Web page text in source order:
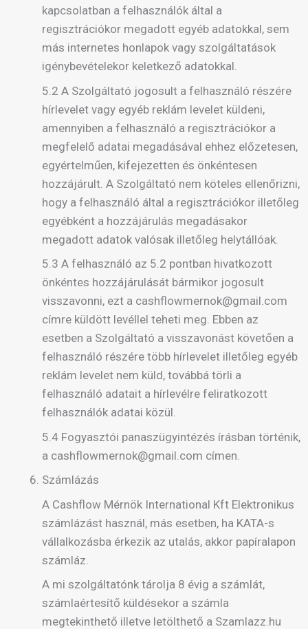
kapcsolatban a felhasználók által a
regisztrációkor megadott egyéb adatokkal, sem
más internetes honlapok vagy szolgáltatások
igénybevételekor keletkező adatokkal.
5.2 A Szolgáltató jogosult a felhasználó részére
hírlevelet vagy egyéb reklám levelet küldeni,
amennyiben a felhasználó a regisztrációkor a
megfelelő adatai megadásával ehhez előzetesen,
egyértelműen, kifejezetten és önkéntesen
hozzájárult. A Szolgáltató nem köteles ellenőrizni,
hogy a felhasználó által a regisztrációkor illetőleg
egyébként a hozzájárulás megadásakor
megadott adatok valósak illetőleg helytállóak.
5.3 A felhasználó az 5.2 pontban hivatkozott
önkéntes hozzájárulását bármikor jogosult
visszavonni, ezt a cashflowmernok@gmail.com
címre küldött levéllel teheti meg. Ebben az
esetben a Szolgáltató a visszavonást követően a
felhasználó részére több hírlevelet illetőleg egyéb
reklám levelet nem küld, továbbá törli a
felhasználó adatait a hírlevélre feliratkozott
felhasználók adatai közül.
5.4 Fogyasztói panaszügyintézés írásban történik,
a cashflowmernok@gmail.com címen.
Számlázás
A Cashflow Mérnök International Kft Elektronikus
számlázást használ, más esetben, ha KATA-s
vállalkozásba érkezik az utalás, akkor papíralapon
számláz.
A mi szolgáltatónk tárolja 8 évig a számlát,
számlaértesítő küldésekor a számla
megtekinthető illetve letölthető a Szamlazz.hu